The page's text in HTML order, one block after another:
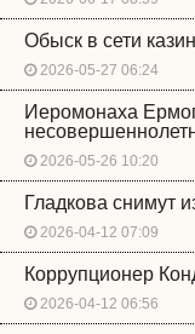
Обыск в сети
2026-05-27 06:24
Иеромонаха
2026-05-26 10:20
Гладкова снимут
2026-04-12 07:09
Коррупционер
2026-04-12 06:56